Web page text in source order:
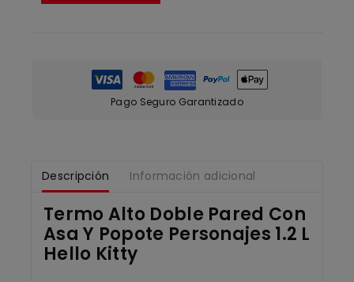
Pago Seguro Garantizado
Descripción Información adicional
Termo Alto Doble Pared Con
Asa Y Popote Personajes 1.2 L
Hello Kitty